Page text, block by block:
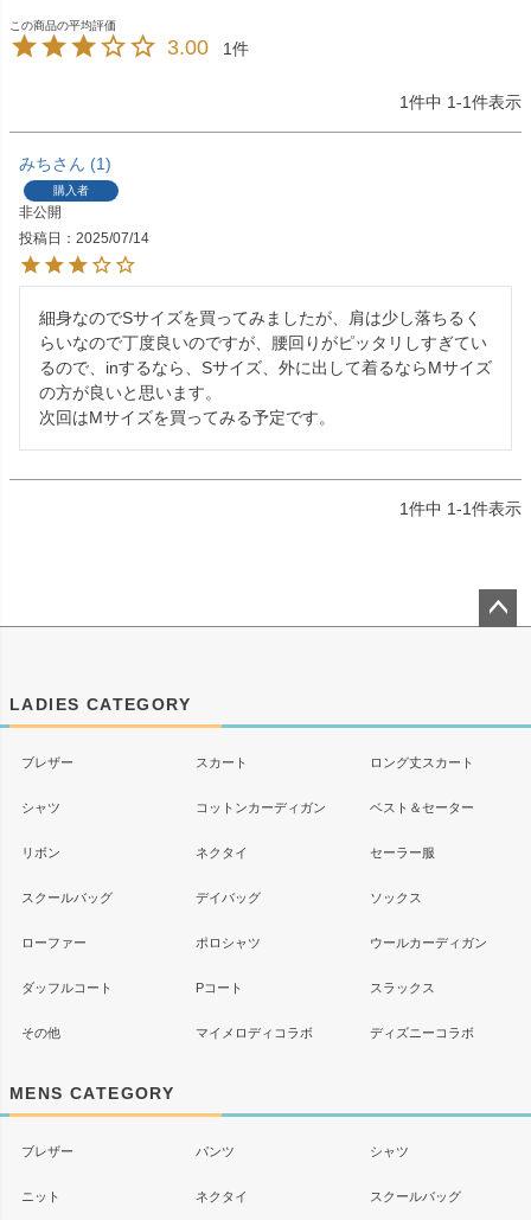
3.00 1
1件中 1-1件表示
みち 1
購入者
非公開
投稿日
2025/07/14
細身なのでSサイズを買ってみましたが、肩は少し落ちるく
らいなので丁度良いのですが、腰回りがピッタリしすぎてい
るので、inするなら、Sサイズ、外に出して着るならMサイズ
の方が良いと思います。
次回はMサイズを買ってみる予定です。
1件中 1-1件表示
LADIES CATEGORY
ブレザー スカート ロング丈スカート
シャツ コットンカーディガン ベスト＆セーター
リボン ネクタイ セーラー服
スクールバッグ デイバッグ ソックス
ローファー ポロシャツ ウールカーディガン
ダッフルコート Pコート スラックス
その他 マイメロディコラボ ディズニーコラボ
MENS CATEGORY
ブレザー パンツ シャツ
ニット ネクタイ スクールバッグ